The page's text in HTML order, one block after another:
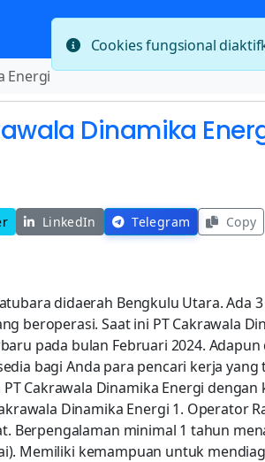
Energi
Dinamika
LinkedIn Telegram Copy
didaerah Bengkulu Utara. Ada
beroperasi. Saat ini PT Cakrawala
pada bulan Februari 2024. Adapun
bagi Anda para pencari kerja
Cakrawala Dinamika Energi dengan
Dinamika Energi 1. Operator
Berpengalaman minimal 1 tahun
Memiliki kemampuan untuk
Cookies fungsional